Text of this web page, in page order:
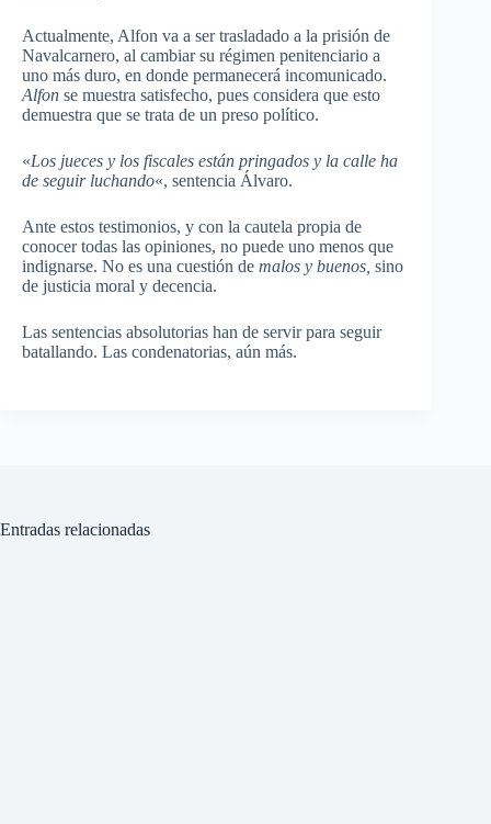
Actualmente, Alfon va a ser trasladado a la prisión de
Navalcarnero, al cambiar su régimen penitenciario a
uno más duro, en donde permanecerá incomunicado.
Alfon se muestra satisfecho, pues considera que esto
demuestra que se trata de un preso político.
«Los jueces y los fiscales están pringados y la calle ha
de seguir luchando«, sentencia Álvaro.
Ante estos testimonios, y con la cautela propia de
conocer todas las opiniones, no puede uno menos que
indignarse. No es una cuestión de malos y buenos, sino
de justicia moral y decencia.
Las sentencias absolutorias han de servir para seguir
batallando. Las condenatorias, aún más.
Entradas relacionadas